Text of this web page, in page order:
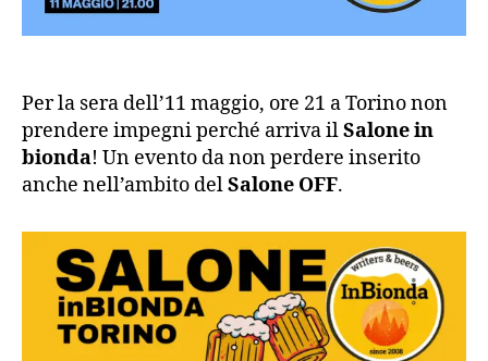
Per la sera dell’11 maggio, ore 21 a Torino non
prendere impegni perché arriva ilSalone in
bionda! Un evento da non perdere inserito
anche nell’ambito delSalone OFF.